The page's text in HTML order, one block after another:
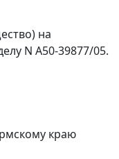
на
N А50-39877/05.
краю